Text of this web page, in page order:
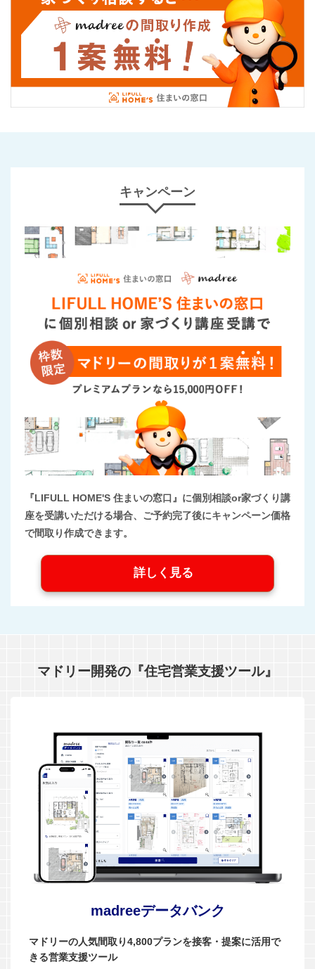
キャンペーン
『LIFULL HOME'S 住まいの窓口』に個別相談or家づくり講
座を受講いただける場合、ご予約完了後にキャンペーン価格
で間取り作成できます。
詳しく見る
マドリー開発の『住宅営業支援ツール』
madreeデータバンク
マドリーの人気間取り4,800プランを接客・提案に活用で
きる営業支援ツール